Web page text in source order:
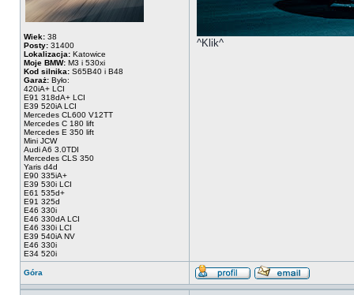
Wiek: 38
Posty: 31400
Lokalizacja: Katowice
Moje BMW: M3 i 530xi
Kod silnika: S65B40 i B48
Garaż: Było:
420iA+ LCI
E91 318dA+ LCI
E39 520iA LCI
Mercedes CL600 V12TT
Mercedes C 180 lift
Mercedes E 350 lift
Mini JCW
Audi A6 3.0TDI
Mercedes CLS 350
Yaris d4d
E90 335iA+
E39 530i LCI
E61 535d+
E91 325d
E46 330i
E46 330dA LCI
E46 330i LCI
E39 540iA NV
E46 330i
E34 520i
^Klik^
Góra